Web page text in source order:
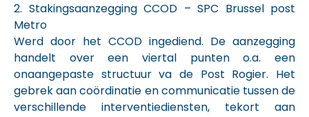
2. Stakingsaanzegging CCOD – SPC Brussel post
Metro
Werd door het CCOD ingediend. De aanzegging
handelt over een viertal punten o.a. een
onaangepaste structuur va de Post Rogier. Het
gebrek aan coördinatie en communicatie tussen de
verschillende interventiediensten, tekort aan